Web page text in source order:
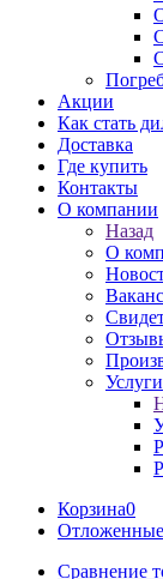
Акции
Как стать
Доставка
Где купить
Контакты
О компании
Назад
О
Услуги
Корзина0
Отложенные
Сравнение